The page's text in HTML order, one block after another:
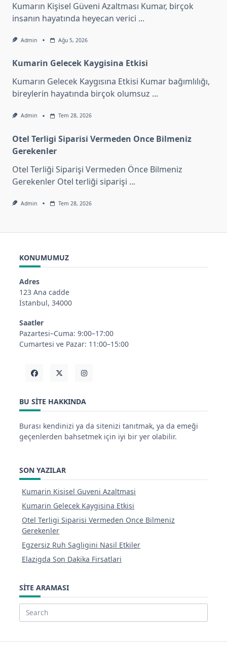
Kumarın Kişisel Güveni Azaltması Kumar, birçok
insanın hayatında heyecan verici ...
Admin Ağu 5, 2026
Kumarin Gelecek Kaygisina Etkisi
Kumarın Gelecek Kaygısına Etkisi Kumar bağımlılığı,
bireylerin hayatında birçok olumsuz ...
Admin Tem 28, 2026
Otel Terligi Siparisi Vermeden Once Bilmeniz
Gerekenler
Otel Terliği Siparişi Vermeden Önce Bilmeniz
Gerekenler Otel terliği siparişi ...
Admin Tem 28, 2026
KONUMUMUZ
Adres
123 Ana cadde
İstanbul, 34000
Saatler
Pazartesi–Cuma: 9:00–17:00
Cumartesi ve Pazar: 11:00–15:00
BU SITE HAKKINDA
Burası kendinizi ya da sitenizi tanıtmak, ya da emeği
geçenlerden bahsetmek için iyi bir yer olabilir.
SON YAZILAR
Kumarin Kisisel Guveni Azaltmasi
Kumarin Gelecek Kaygisina Etkisi
Otel Terligi Siparisi Vermeden Once Bilmeniz
Gerekenler
Egzersiz Ruh Sagligini Nasil Etkiler
Elazigda Son Dakika Firsatlari
SITE ARAMASI
Search